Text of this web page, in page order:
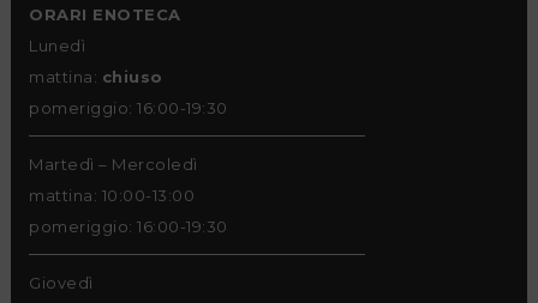
ORARI ENOTECA
Lunedì
mattina: chiuso
pomeriggio: 16:00-19:30
Martedì – Mercoledì
mattina: 10:00-13:00
pomeriggio: 16:00-19:30
Giovedì